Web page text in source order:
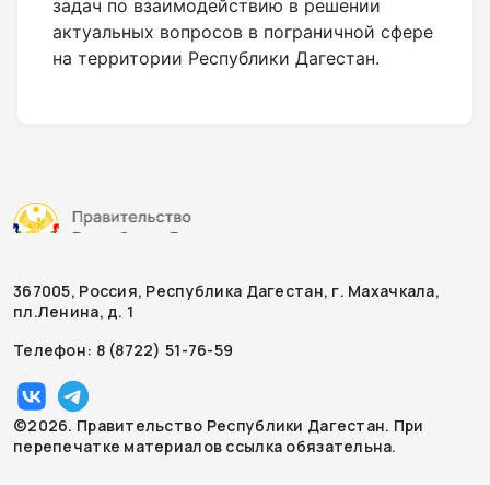
задач по взаимодействию в решении
актуальных вопросов в пограничной сфере
на территории Республики Дагестан.
367005, Россия, Республика Дагестан, г. Махачкала,
пл.Ленина, д. 1
Телефон: 8 (8722) 51-76-59
©2026. Правительство Республики Дагестан. При
перепечатке материалов ссылка обязательна.